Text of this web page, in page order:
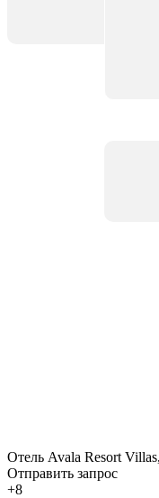
Отель Avala Resort
Отправить запрос
+8